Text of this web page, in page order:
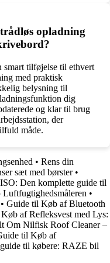
opladning
smart tilføjelse til ethvert
med praktisk
belysning til
dig
og klar til brug
der
måde.
• Rens din
sæt med børster•
Den komplette guide til
•
• Guide til Køb af Bluetooth
af Refleksvest med Lys:
Om Nilfisk Roof Cleaner –
til Køb af
til købere: RAZE bil